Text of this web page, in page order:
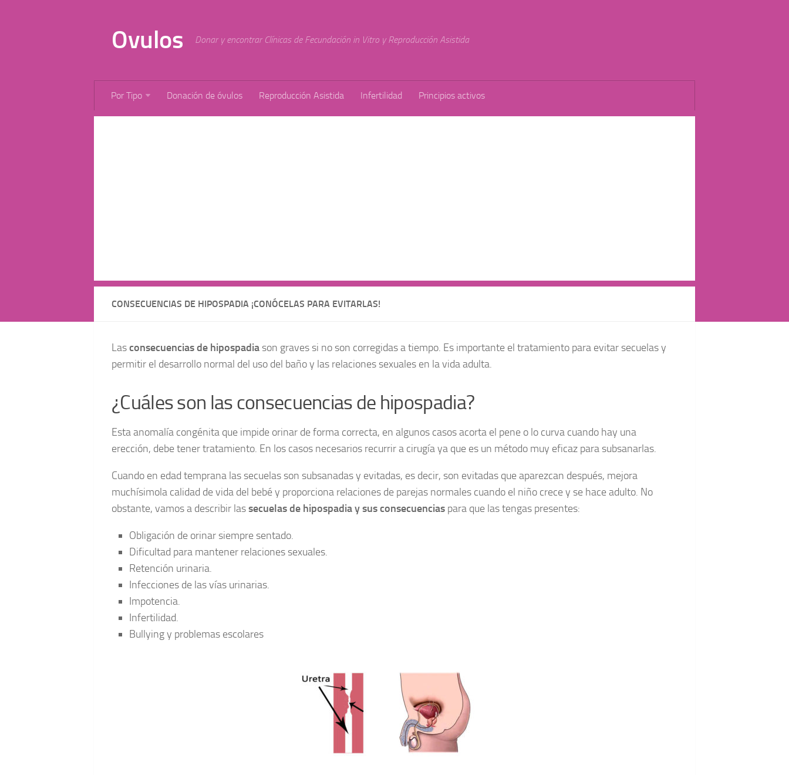
Ovulos Donar y encontrar Clínicas de Fecundación in Vitro y Reproducción Asistida
Por Tipo Donación de óvulos Reproducción Asistida Infertilidad Principios activos
CONSECUENCIAS DE HIPOSPADIA ¡CONÓCELAS PARA EVITARLAS!
Lasconsecuencias de hipospadia son graves si no son corregidas a tiempo. Es importante el tratamiento para evitar secuelas y
permitir el desarrollo normal del uso del baño y las relaciones sexuales en la vida adulta.
¿Cuáles son las consecuencias de hipospadia?
Esta anomalía congénita que impide orinar de forma correcta, en algunos casos acorta el pene o lo curva cuando hay una
erección, debe tener tratamiento. En los casos necesarios recurrir a cirugía ya que es un método muy eficaz para subsanarlas.
Cuando en edad temprana las secuelas son subsanadas y evitadas, es decir, son evitadas que aparezcan después, mejora
muchísimola calidad de vida del bebé y proporciona relaciones de parejas normales cuando el niño crece y se hace adulto. No
obstante, vamos a describir lassecuelas de hipospadia y sus consecuencias para que las tengas presentes:
Obligación de orinar siempre sentado.
Dificultad para mantener relaciones sexuales.
Retención urinaria.
Infecciones de las vías urinarias.
Impotencia.
Infertilidad.
Bullying y problemas escolares